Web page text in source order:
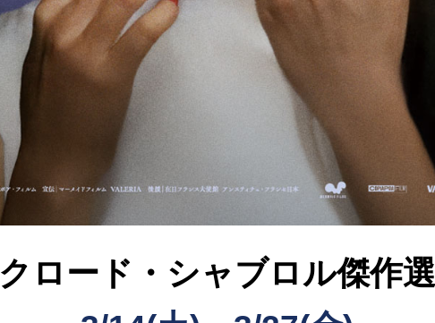
クロード・シャブロル傑作選